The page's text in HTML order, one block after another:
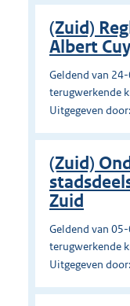
(Zuid)
Albert
Geldend van
terugwerkende
Uitgegeven
(Zuid)
Zuid
Geldend van
terugwerkende
Uitgegeven